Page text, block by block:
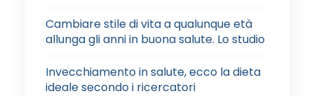
Cambiare stile di vita a qualunque età
allunga gli anni in buona salute. Lo studio
Invecchiamento in salute, ecco la dieta
ideale secondo i ricercatori